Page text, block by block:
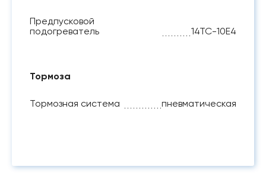
Предпусковой
подогреватель
14ТС-10Е4
Тормоза
Тормозная система пневматическая